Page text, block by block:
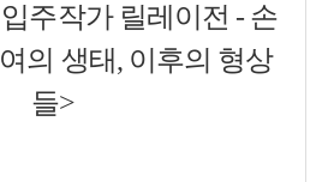
주작가 릴레이전 -손
의 생태, 이후의 형상
들>